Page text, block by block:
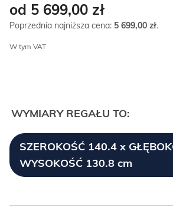
od 5 699,00 zł
Poprzednia najniższa cena: 5 699,00 zł.
W tym VAT
WYMIARY REGAŁU TO:
SZEROKOŚĆ 140.4 x
WYSOKOŚĆ 130.8 cm